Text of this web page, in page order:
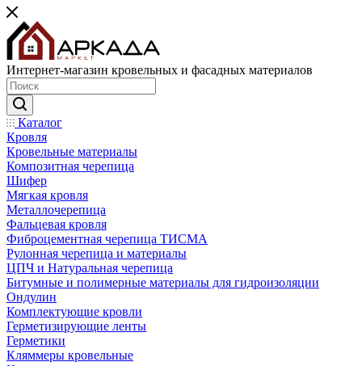
Интернет-магазин кровельных и фасадных материалов
Каталог
Кровля
Кровельные материалы
Композитная черепица
Шифер
Мягкая кровля
Металлочерепица
Фальцевая кровля
Фиброцементная черепица ТИСМА
Рулонная черепица и материалы
ЦПЧ и Натуральная черепица
Битумные и полимерные материалы для гидроизоляции
Ондулин
Комплектующие кровли
Герметизирующие ленты
Герметики
Кляммеры кровельные